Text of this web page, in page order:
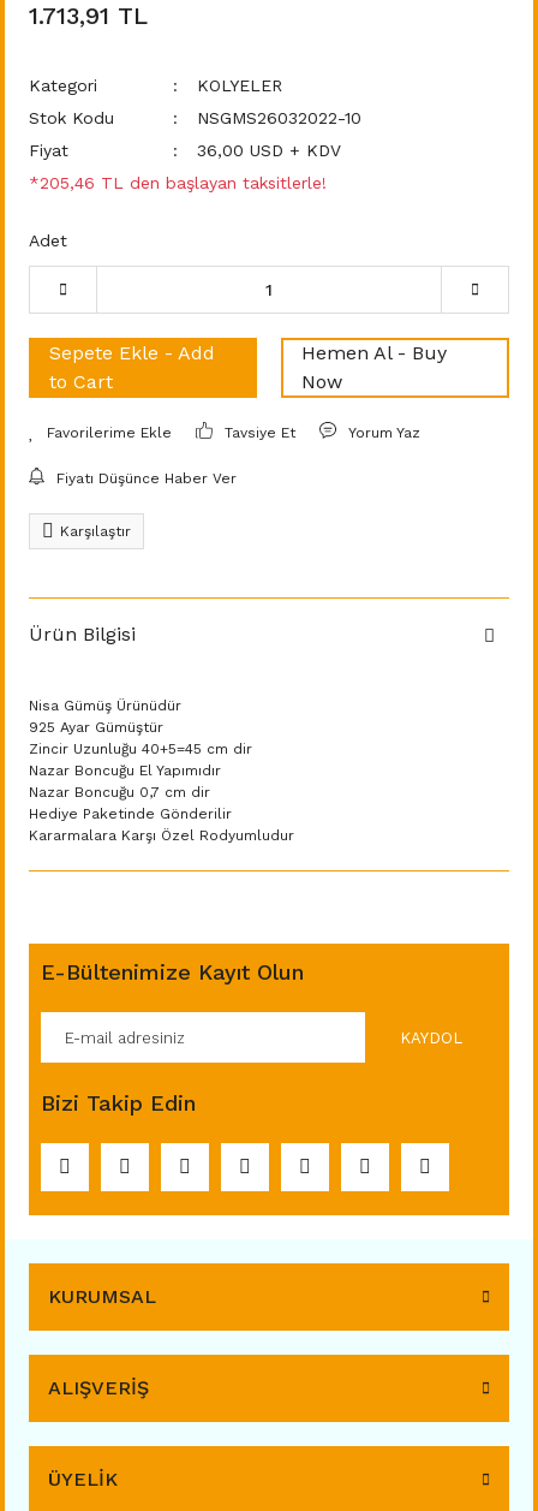
1.713,91 TL
Kategori
KOLYELER
Stok Kodu
NSGMS26032022-10
Fiyat
36,00 USD + KDV
*205,46 TL den başlayan taksitlerle!
Adet
Sepete Ekle - Add
to Cart
Hemen Al - Buy
Now
Tavsiye Et Yorum Yaz
Fiyatı Düşünce Haber Ver
Karşılaştır
Ürün Bilgisi
Nisa Gümüş Ürünüdür
925 Ayar Gümüştür
Zincir Uzunluğu 40+5=45 cm dir
Nazar Boncuğu El Yapımıdır
Nazar Boncuğu 0,7 cm dir
Hediye Paketinde Gönderilir
Kararmalara Karşı Özel Rodyumludur
E-Bültenimize Kayıt Olun
KAYDOL
Bizi Takip Edin
KURUMSAL
ALIŞVERİŞ
ÜYELİK